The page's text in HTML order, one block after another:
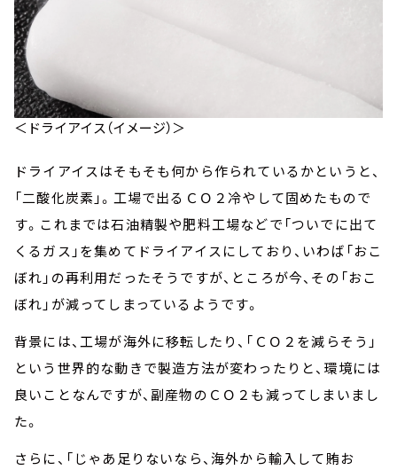
＜ドライアイス（イメージ）＞
ドライアイスはそもそも何から作られているかというと、
「二酸化炭素」。工場で出るＣＯ２冷やして固めたもので
す。これまでは石油精製や肥料工場などで「ついでに出て
くるガス」を集めてドライアイスにしており、いわば「おこ
ぼれ」の再利用だったそうですが、ところが今、その「おこ
ぼれ」が減ってしまっているようです。
背景には、工場が海外に移転したり、「ＣＯ２を減らそう」
という世界的な動きで製造方法が変わったりと、環境には
良いことなんですが、副産物のＣＯ２も減ってしまいまし
た。
さらに、「じゃあ足りないなら、海外から輸入して賄お